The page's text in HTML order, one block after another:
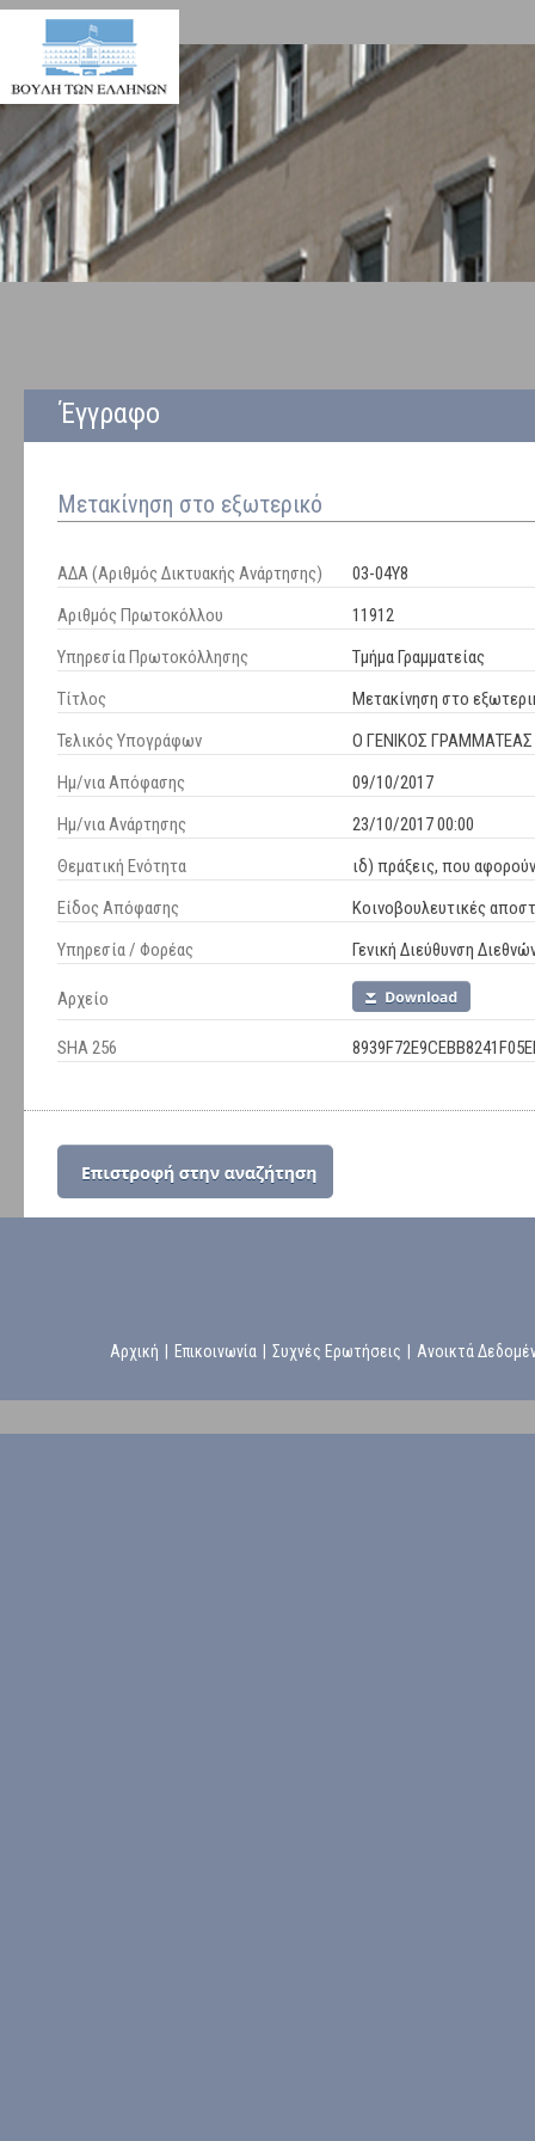
Έγγραφο
Μετακίνηση στο εξωτερικό
ΑΔΑ (Αριθμός Δικτυακής Ανάρτησης)
03-04Υ8
Αριθμός Πρωτοκόλλου
11912
Υπηρεσία Πρωτοκόλλησης
Τμήμα Γραμματείας
Τίτλος
Μετακίνηση στο
Τελικός Υπογράφων
Ο ΓΕΝΙΚΟΣ
Ημ/νια Απόφασης
09/10/2017
Ημ/νια Ανάρτησης
23/10/2017 00:00
Θεματική Ενότητα
ιδ) πράξεις, που
Είδος Απόφασης
Κοινοβουλευτικές
Υπηρεσία / Φορέας
Γενική Διεύθυνση
Αρχείο
SHA 256
Αρχική Επικοινωνία Συχνές Ερωτήσεις Ανοικτά